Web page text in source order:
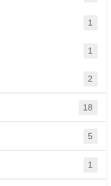
1
1
2
18
5
1